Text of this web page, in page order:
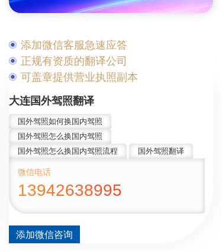
添加微信客服急速应答
正规有资质的翻译公司
可盖章提供营业执照副本
大连国外驾照翻译
国外驾照如何换国内驾照
国外驾照怎么换国内驾照
国外驾照怎么换国内驾照流程
国外驾照翻译
微信电话
13942638995
添加微信咨询